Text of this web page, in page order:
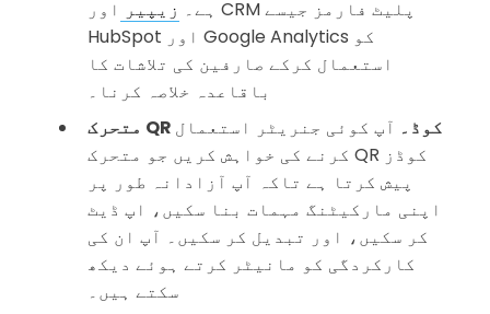
ہے۔ زیپیر اور CRM پلیٹ فارمز جیسے
HubSpot اور Google Analytics کو
استعمال کرکے صارفین کی تلاشات کا
باقاعدہ خلاصہ کرنا۔
متحرک QR کوڈ۔ آپ کوئی جنریٹر استعمال
کرنے کی خواہش کریں جو متحرک QR کوڈز
پیش کرتا ہے تاکہ آپ آزادانہ طور پر
اپنی مارکیٹنگ مہمات بنا سکیں، اپ ڈیٹ
کر سکیں، اور تبدیل کر سکیں۔ آپ ان کی
کارکردگی کو مانیٹر کرتے ہوئے دیکھ
سکتے ہیں۔